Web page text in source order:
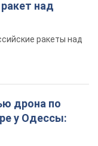
над
ракеты над
дрона по
у Одессы: